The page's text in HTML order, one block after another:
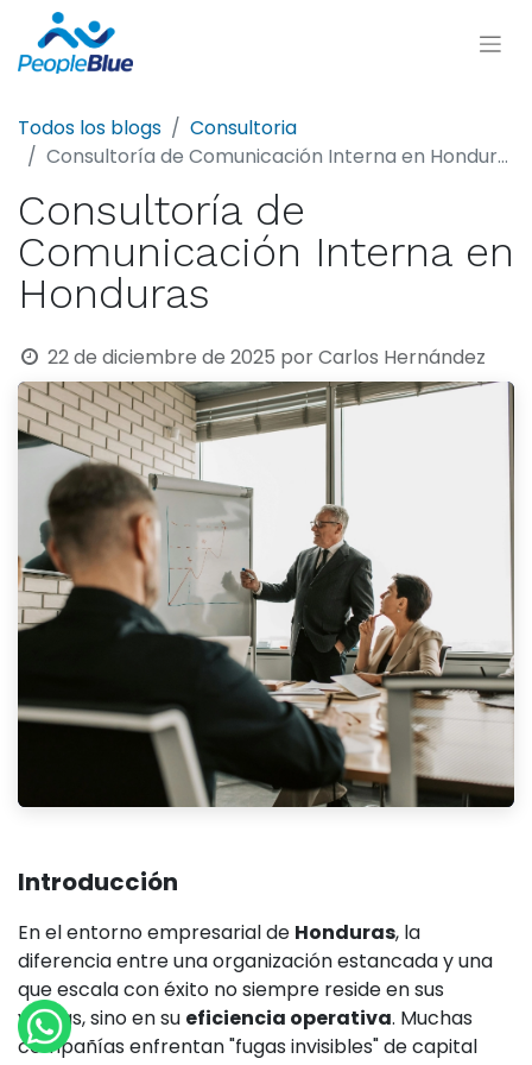
Todos los blogs
Consultoria
Consultoría de Comunicación Interna en Honduras
Consultoría de
Comunicación Interna en
Honduras
22 de diciembre de 2025 porCarlos Hernández
Introducción
En el entorno empresarial de Honduras, la
diferencia entre una organización estancada y una
que escala con éxito no siempre reside en sus
ventas, sino en su eficiencia operativa. Muchas
compañías enfrentan "fugas invisibles" de capital